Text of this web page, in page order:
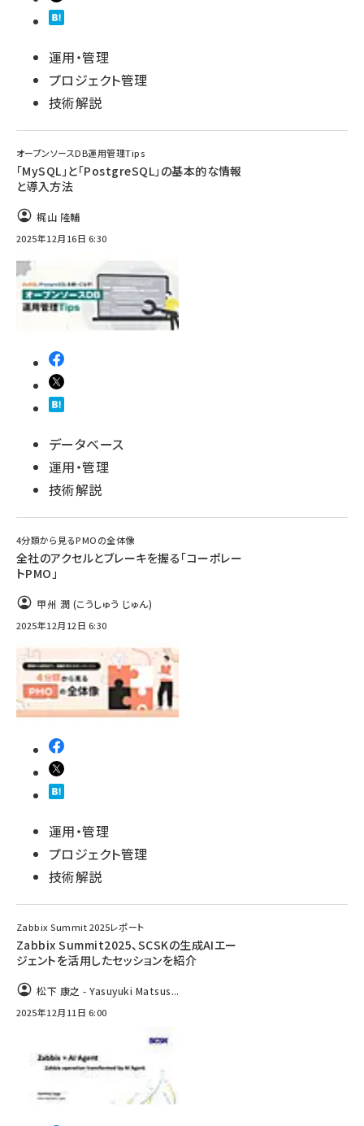
運用・管理
プロジェクト管理
技術解説
オープンソースDB運用管理Tips
「MySQL」と「PostgreSQL」の基本的な情報
と導入方法
梶山 隆輔
2025年12月16日 6:30
データベース
運用・管理
技術解説
4分類から見るPMOの全体像
全社のアクセルとブレーキを握る「コーポレー
トPMO」
甲州 潤 (こうしゅう じゅん)
2025年12月12日 6:30
運用・管理
プロジェクト管理
技術解説
Zabbix Summit 2025レポート
Zabbix Summit2025、SCSKの生成AIエー
ジェントを活用したセッションを紹介
松下 康之 - Yasuyuki Matsus...
2025年12月11日 6:00